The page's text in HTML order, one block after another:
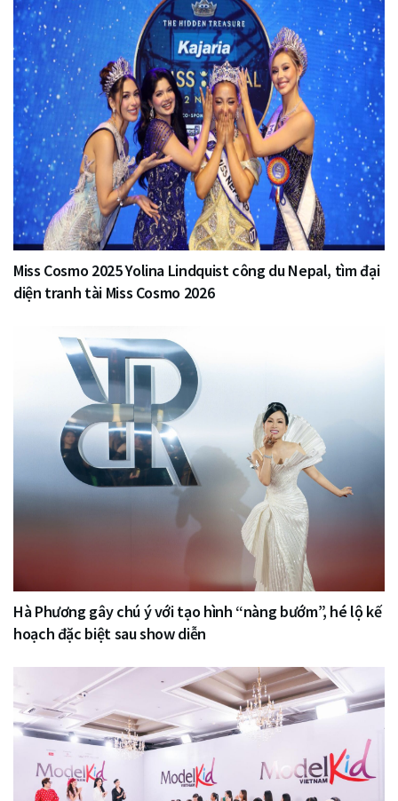
Miss Cosmo 2025 Yolina Lindquist công du Nepal, tìm đại
diện tranh tài Miss Cosmo 2026
Hà Phương gây chú ý với tạo hình “nàng bướm”, hé lộ kế
hoạch đặc biệt sau show diễn